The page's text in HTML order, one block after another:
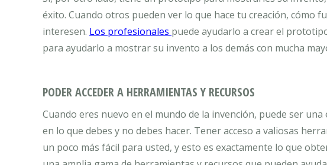
éxito. Cuando otros pueden ver lo que hace tu creación, cómo
interesen. Los profesionales puede ayudarlo a crear el
para ayudarlo a mostrar su invento a los demás con mucha
PODER ACCEDER A HERRAMIENTAS Y RECURSOS
Cuando eres nuevo en el mundo de la invención, puede ser
en lo que debes y no debes hacer. Tener acceso a valiosas
un poco más fácil para usted, y esto es exactamente lo que